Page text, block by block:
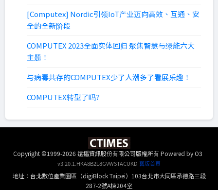
[Computex] Nordic引领IoT产业迈向高效、互通、安
全的全新阶段
COMPUTEX 2023全面实体回归 聚焦智慧与绿能六大
主题！
与病毒共存的COMPUTEX少了人潮多了看展乐趣！
COMPUTEX转型了吗?
Copyright ©1999-2026 遠播資訊股份有限公司版權所有Powered by O3
v3.20.1.HKA8B2L8GVWSTACUKD 舊版首頁
地址：台北數位產業園區（digiBlock Taipei）103台北市大同區承德路三段
287-2號A棟204室